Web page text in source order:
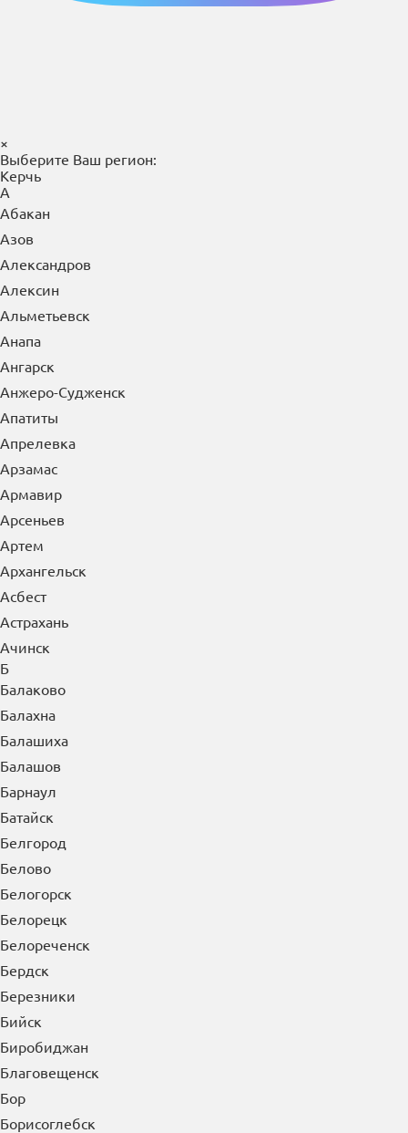
×
Выберите Ваш регион:
Керчь
А
Абакан
Азов
Александров
Алексин
Альметьевск
Анапа
Ангарск
Анжеро-Судженск
Апатиты
Апрелевка
Арзамас
Армавир
Арсеньев
Артем
Архангельск
Асбест
Астрахань
Ачинск
Б
Балаково
Балахна
Балашиха
Балашов
Барнаул
Батайск
Белгород
Белово
Белогорск
Белорецк
Белореченск
Бердск
Березники
Бийск
Биробиджан
Благовещенск